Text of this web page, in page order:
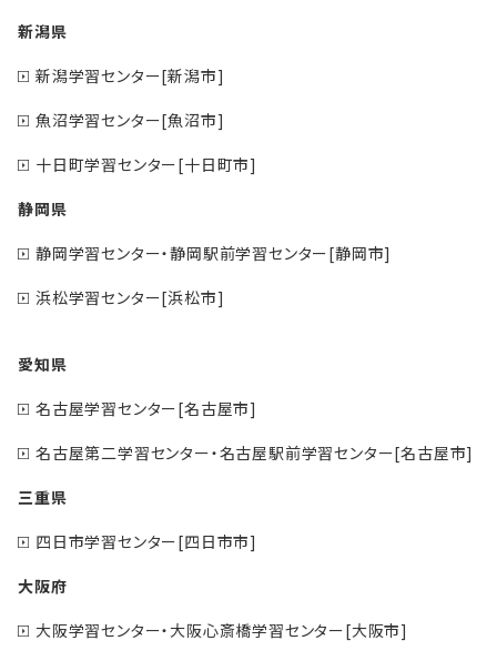
新潟県
新潟学習センター[新潟市]
魚沼学習センター[魚沼市]
十日町学習センター[十日町市]
静岡県
静岡学習センター・静岡駅前学習センター[静岡市]
浜松学習センター[浜松市]
愛知県
名古屋学習センター[名古屋市]
名古屋第二学習センター・名古屋駅前学習センター[名古屋市]
三重県
四日市学習センター[四日市市]
大阪府
大阪学習センター・大阪心斎橋学習センター[大阪市]